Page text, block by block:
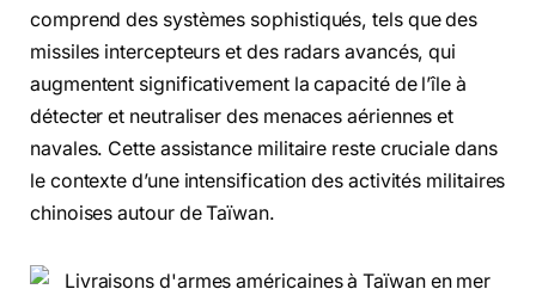
comprend des systèmes sophistiqués, tels que des
missiles intercepteurs et des radars avancés, qui
augmentent significativement la capacité de l’île à
détecter et neutraliser des menaces aériennes et
navales. Cette assistance militaire reste cruciale dans
le contexte d’une intensification des activités militaires
chinoises autour de Taïwan.